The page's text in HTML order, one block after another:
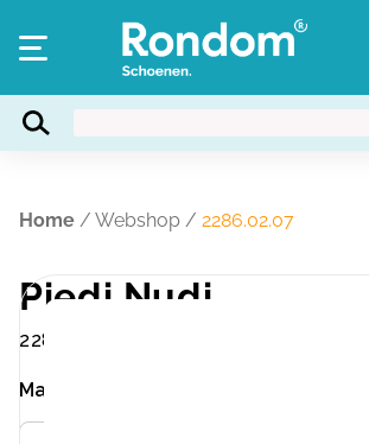
Home / Webshop / 2286.02.07
Piedi Nudi
2286.02.07
Maat